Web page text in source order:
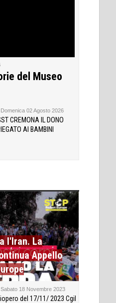
del Museo
Domenica 02 Agosto 2026
CREMONA IL DONO
AI BAMBINI
l'Iran. La
Appello
Sabato 18 Novembre 2023
del 17/11/ 2023 Cgil